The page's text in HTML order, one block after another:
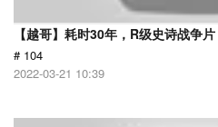
【越哥】耗时30年，R级史诗战争
# 104
2022-03-21 10:39